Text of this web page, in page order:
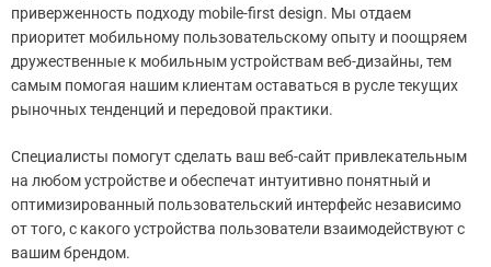
приверженность подходу mobile-first design. Мы отдаем
приоритет мобильному пользовательскому опыту и поощряем
дружественные к мобильным устройствам веб-дизайны, тем
самым помогая нашим клиентам оставаться в русле текущих
рыночных тенденций и передовой практики.
Специалисты помогут сделать ваш веб-сайт привлекательным
на любом устройстве и обеспечат интуитивно понятный и
оптимизированный пользовательский интерфейс независимо
от того, с какого устройства пользователи взаимодействуют с
вашим брендом.